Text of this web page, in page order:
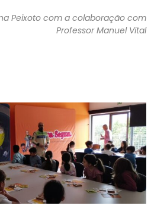
Peixoto com a colaboração com
Professor Manuel Vital